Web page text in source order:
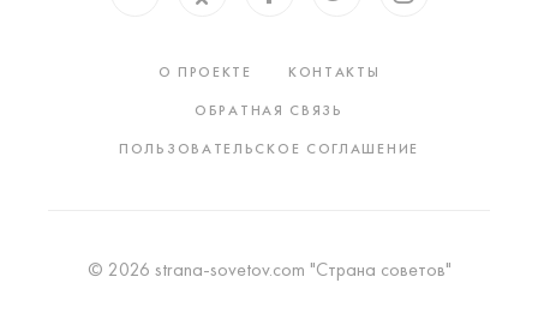
О ПРОЕКТЕ
КОНТАКТЫ
ОБРАТНАЯ СВЯЗЬ
ПОЛЬЗОВАТЕЛЬСКОЕ СОГЛАШЕНИЕ
© 2026 strana-sovetov.com "Страна советов"